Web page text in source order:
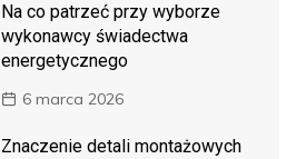
Na co patrzeć przy wyborze
wykonawcy świadectwa
energetycznego
6 marca 2026
Znaczenie detali montażowych